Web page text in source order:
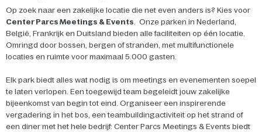
Op zoek naar een zakelijke locatie die net even anders is? Kies voor
Center Parcs Meetings & Events. Onze parken in Nederland,
België, Frankrijk en Duitsland bieden alle faciliteiten op één locatie.
Omringd door bossen, bergen of stranden, met multifunctionele
locaties en ruimte voor maximaal 5.000 gasten.
Elk park biedt alles wat nodig is om meetings en evenementen soepel
te laten verlopen. Een toegewijd team begeleidt jouw zakelijke
bijeenkomst van begin tot eind. Organiseer een inspirerende
vergadering in het bos, een teambuildingactiviteit op het strand of
een diner met het hele bedrijf: Center Parcs Meetings & Events biedt